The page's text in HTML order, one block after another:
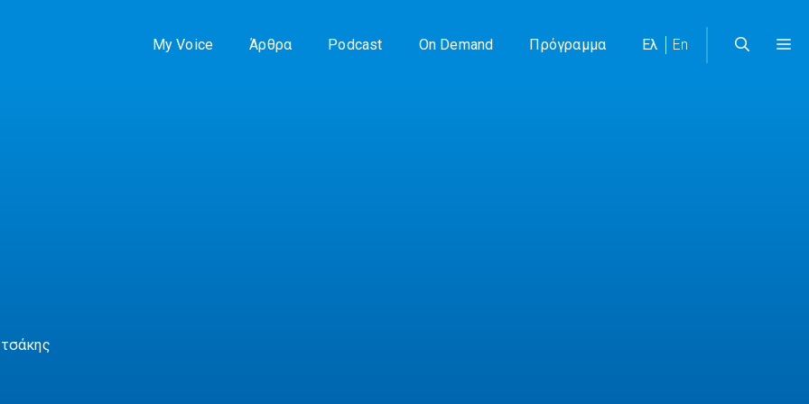
My Voice Άρθρα Podcast On Demand Πρόγραμμα Ελ En